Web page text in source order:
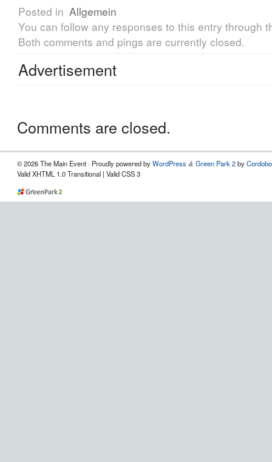
Posted in Allgemein
You can follow any responses to this entry through
Both comments and pings are currently closed.
Advertisement
Comments are closed.
© 2026 The Main Event · Proudly powered byWordPress & Green Park 2byCordobo
Valid XHTML 1.0 Transitional | Valid CSS 3